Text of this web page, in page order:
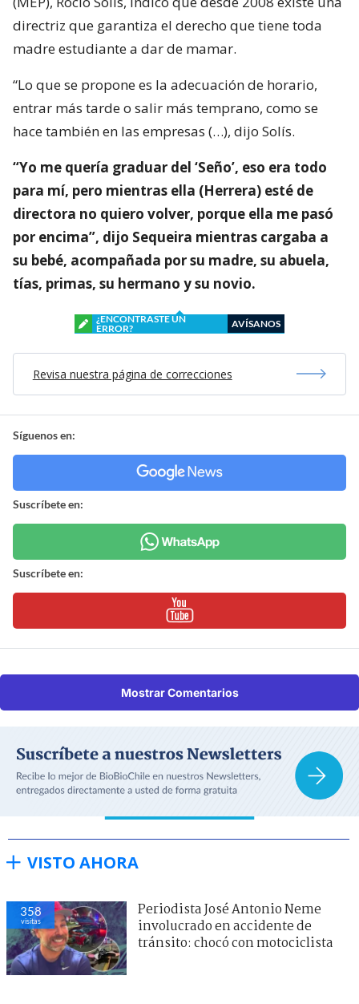
directriz que garantiza el derecho que tiene toda
madre estudiante a dar de mamar.
“Lo que se propone es la adecuación de horario,
entrar más tarde o salir más temprano, como se
hace también en las empresas (…), dijo Solís.
“Yo me quería graduar del ‘Seño’, eso era todo
para mí, pero mientras ella (Herrera) esté de
directora no quiero volver, porque ella me pasó
por encima”, dijo Sequeira mientras cargaba a
su bebé, acompañada por su madre, su abuela,
tías, primas, su hermano y su novio.
¿ENCONTRASTE UN
ERROR?
AVÍSANOS
Revisa nuestra página de correcciones
Síguenos en:
Suscríbete en:
Suscríbete en:
Mostrar Comentarios
VISTO AHORA
358
visitas
Periodista José Antonio Neme
involucrado en accidente de
tránsito: chocó con motociclista